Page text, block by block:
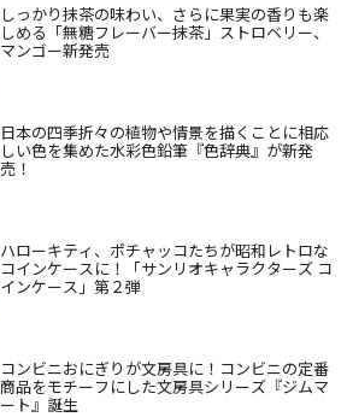
しっかり抹茶の味わい、さらに果実の香りも楽
しめる「無糖フレーバー抹茶」ストロベリー、
マンゴー新発売
日本の四季折々の植物や情景を描くことに相応
しい色を集めた水彩色鉛筆『色辞典』が新発
売！
ハローキティ、ポチャッコたちが昭和レトロな
コインケースに！「サンリオキャラクターズ コ
インケース」第２弾
コンビニおにぎりが文房具に！コンビニの定番
商品をモチーフにした文房具シリーズ『ジムマ
ート』誕生